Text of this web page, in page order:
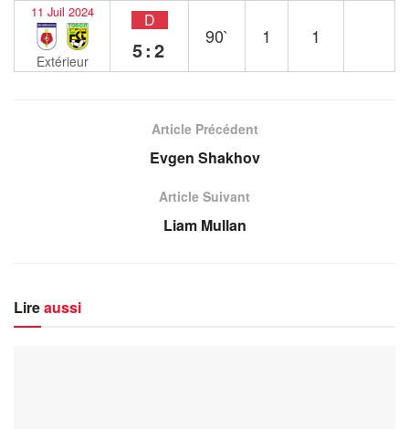
11 Juil 2024
Extérieur
D
5:2
90` 1 1
Article Précédent
Evgen Shakhov
Article Suivant
Liam Mullan
Lireaussi